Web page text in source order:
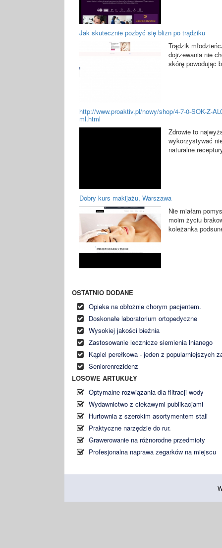
Jak skutecznie pozbyć się blizn po trądziku
Trądzik
dojrzewania nie
skórę powodując
http://www.proaktiv.pl/nowy/shop/4-7-0-SOK-Z-
ml.html
Zdrowie to
wykorzystywać
naturalne
Dobry kurs makijażu, Warszawa
Nie miałam
moim życiu
koleżanka
OSTATNIO DODANE
Opieka na obłożnie chorym pacjentem.
Doskonałe laboratorium ortopedyczne
Wysokiej jakości bieżnia
Zastosowanie lecznicze siemienia lnianego
Kąpiel perełkowa - jeden z popularniejszych
Seniorenrezidenz
LOSOWE ARTUKUŁY
Optymalne rozwiązania dla filtracji wody
Wydawnictwo z ciekawymi publikacjami
Hurtownia z szerokim asortymentem stali
Praktyczne narzędzie do rur.
Grawerowanie na różnorodne przedmioty
Profesjonalna naprawa zegarków na miejscu